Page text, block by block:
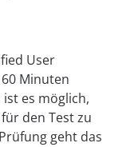
User
Minuten
es möglich,
den Test zu
geht das